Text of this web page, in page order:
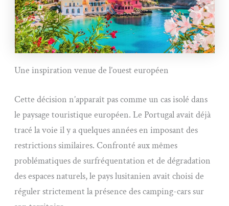
Une inspiration venue de l’ouest européen
Cette décision n’apparaît pas comme un cas isolé dans
le paysage touristique européen. Le Portugal avait déjà
tracé la voie il y a quelques années en imposant des
restrictions similaires. Confronté aux mêmes
problématiques de surfréquentation et de dégradation
des espaces naturels, le pays lusitanien avait choisi de
réguler strictement la présence des camping-cars sur